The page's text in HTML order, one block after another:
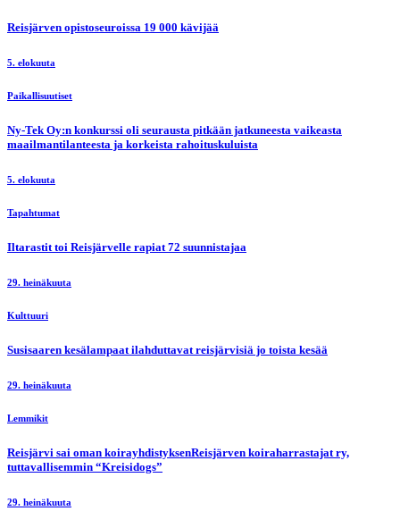
Reisjärven opistoseuroissa 19 000 kävijää
5. elokuuta
Paikallisuutiset
Ny-Tek Oy:n konkurssi oli seurausta pitkään jatkuneesta vaikeasta
maailmantilanteesta ja korkeista rahoituskuluista
5. elokuuta
Tapahtumat
Iltarastit toi Reisjärvelle rapiat 72 suunnistajaa
29. heinäkuuta
Kulttuuri
Susisaaren kesälampaat ilahduttavat reisjärvisiä jo toista kesää
29. heinäkuuta
Lemmikit
Reisjärvi sai oman koirayhdistyksenReisjärven koiraharrastajat ry,
tuttavallisemmin “Kreisidogs”
29. heinäkuuta